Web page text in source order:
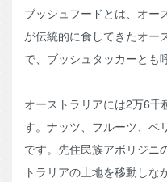
ブッシュフードとは、オー
が伝統的に食してきたオー
で、ブッシュタッカーとも
オーストラリアには2万6千
す。ナッツ、フルーツ、ベ
です。先住民族アボリジニ
トラリアの土地を移動しな